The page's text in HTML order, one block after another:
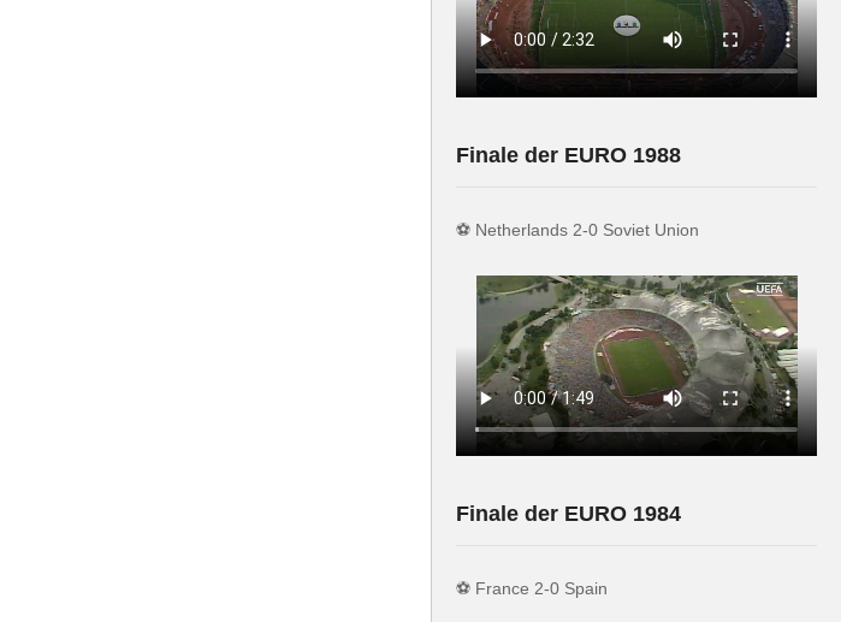
Finale der EURO 1988
⚽️ Netherlands 2-0 Soviet Union
Finale der EURO 1984
⚽️ France 2-0 Spain